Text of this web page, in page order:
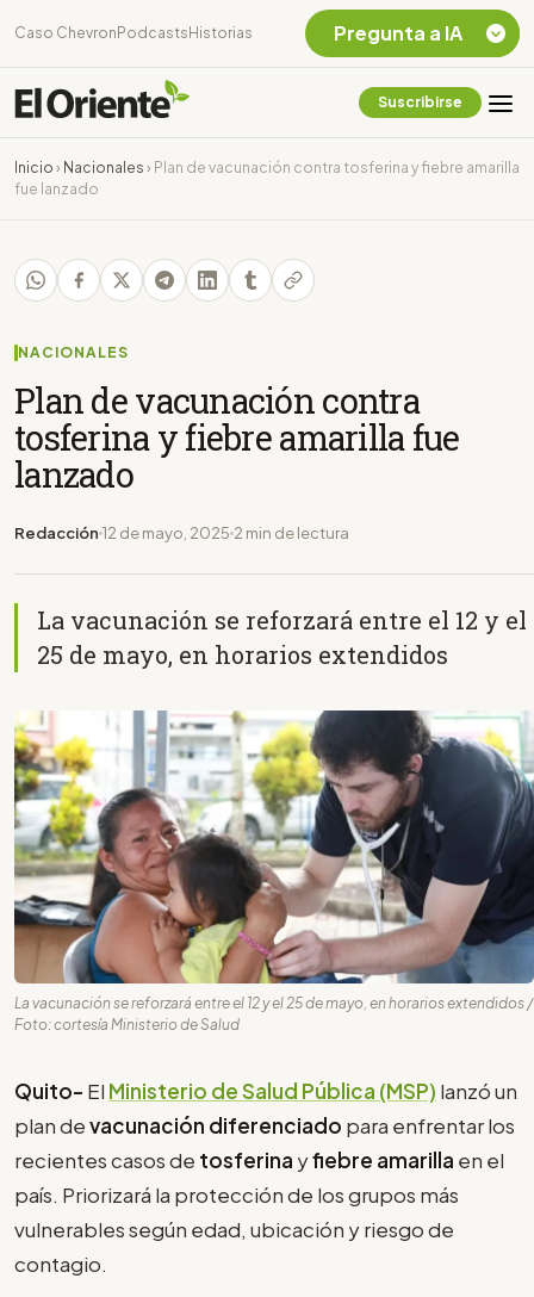
Caso Chevron Podcasts Historias
Suscribirse
Inicio › Nacionales › Plan de vacunación contra tosferina y fiebre amarilla
fue lanzado
NACIONALES
Plan de vacunación contra
tosferina y fiebre amarilla fue
lanzado
Redacción 12 de mayo, 2025 2 min de lectura
La vacunación se reforzará entre el 12 y el
25 de mayo, en horarios extendidos
La vacunación se reforzará entre el 12 y el 25 de mayo, en horarios extendidos /
Foto: cortesía Ministerio de Salud
Quito- El Ministerio de Salud Pública (MSP) lanzó un
plan devacunación diferenciado para enfrentar los
recientes casos de tosferina yfiebre amarilla en el
país. Priorizará la protección de los grupos más
vulnerables según edad, ubicación y riesgo de
contagio.
Pregunta a IA
Chevron Ecuador